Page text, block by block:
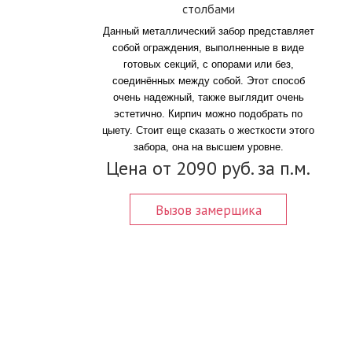
столбами
Данный металлический забор представляет
собой ограждения, выполненные в виде
готовых секций, с опорами или без,
соединённых между собой. Этот способ
очень надежный, также выглядит очень
эстетично. Кирпич можно подобрать по
цыету. Стоит еще сказать о жесткости этого
забора, она на высшем уровне.
Цена от 2090 руб. за п.м.
Вызов замерщика